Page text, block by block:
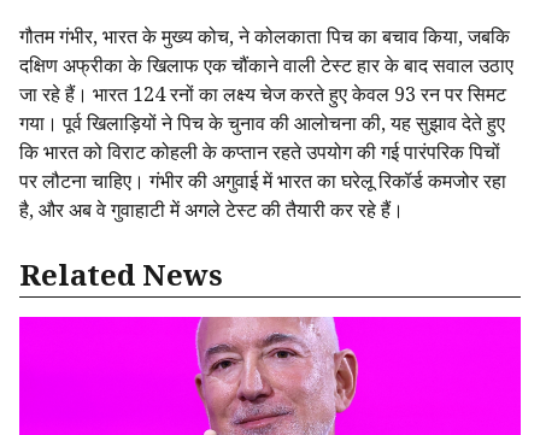
गौतम गंभीर, भारत के मुख्य कोच, ने कोलकाता पिच का बचाव किया, जबकि
दक्षिण अफ्रीका के खिलाफ एक चौंकाने वाली टेस्ट हार के बाद सवाल उठाए
जा रहे हैं। भारत 124 रनों का लक्ष्य चेज करते हुए केवल 93 रन पर सिमट
गया। पूर्व खिलाड़ियों ने पिच के चुनाव की आलोचना की, यह सुझाव देते हुए
कि भारत को विराट कोहली के कप्तान रहते उपयोग की गई पारंपरिक पिचों
पर लौटना चाहिए। गंभीर की अगुवाई में भारत का घरेलू रिकॉर्ड कमजोर रहा
है, और अब वे गुवाहाटी में अगले टेस्ट की तैयारी कर रहे हैं।
Related News